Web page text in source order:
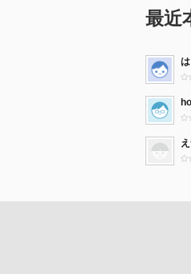
最近